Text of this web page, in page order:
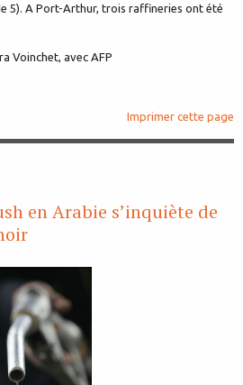
5). A Port-Arthur, trois raffineries ont été
Voinchet, avec AFP
Imprimer cette page
en Arabie s’inquiète de